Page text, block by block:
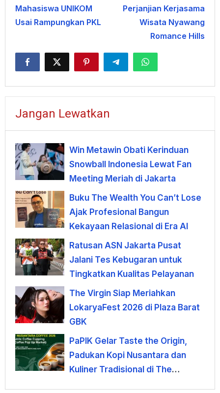
Mahasiswa UNIKOM
Usai Rampungkan PKL
Perjanjian Kerjasama
Wisata Nyawang
Romance Hills
Jangan Lewatkan
Win Metawin Obati Kerinduan
Snowball Indonesia Lewat Fan
Meeting Meriah di Jakarta
Buku The Wealth You Can’t Lose
Ajak Profesional Bangun
Kekayaan Relasional di Era AI
Ratusan ASN Jakarta Pusat
Jalani Tes Kebugaran untuk
Tingkatkan Kualitas Pelayanan
The Virgin Siap Meriahkan
LokaryaFest 2026 di Plaza Barat
GBK
PaPIK Gelar Taste the Origin,
Padukan Kopi Nusantara dan
Kuliner Tradisional di The